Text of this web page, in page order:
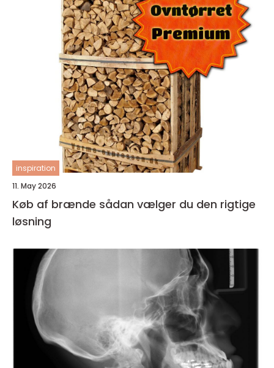
inspiration
11. May 2026
Køb af brænde sådan vælger du den rigtige
løsning